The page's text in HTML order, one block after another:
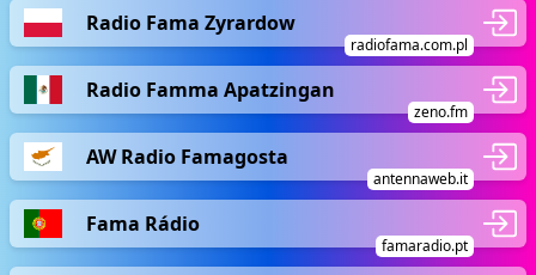
Radio Fama Zyrardow
radiofama.com.pl
Radio Famma Apatzingan
zeno.fm
AW Radio Famagosta
antennaweb.it
Fama Rádio
famaradio.pt